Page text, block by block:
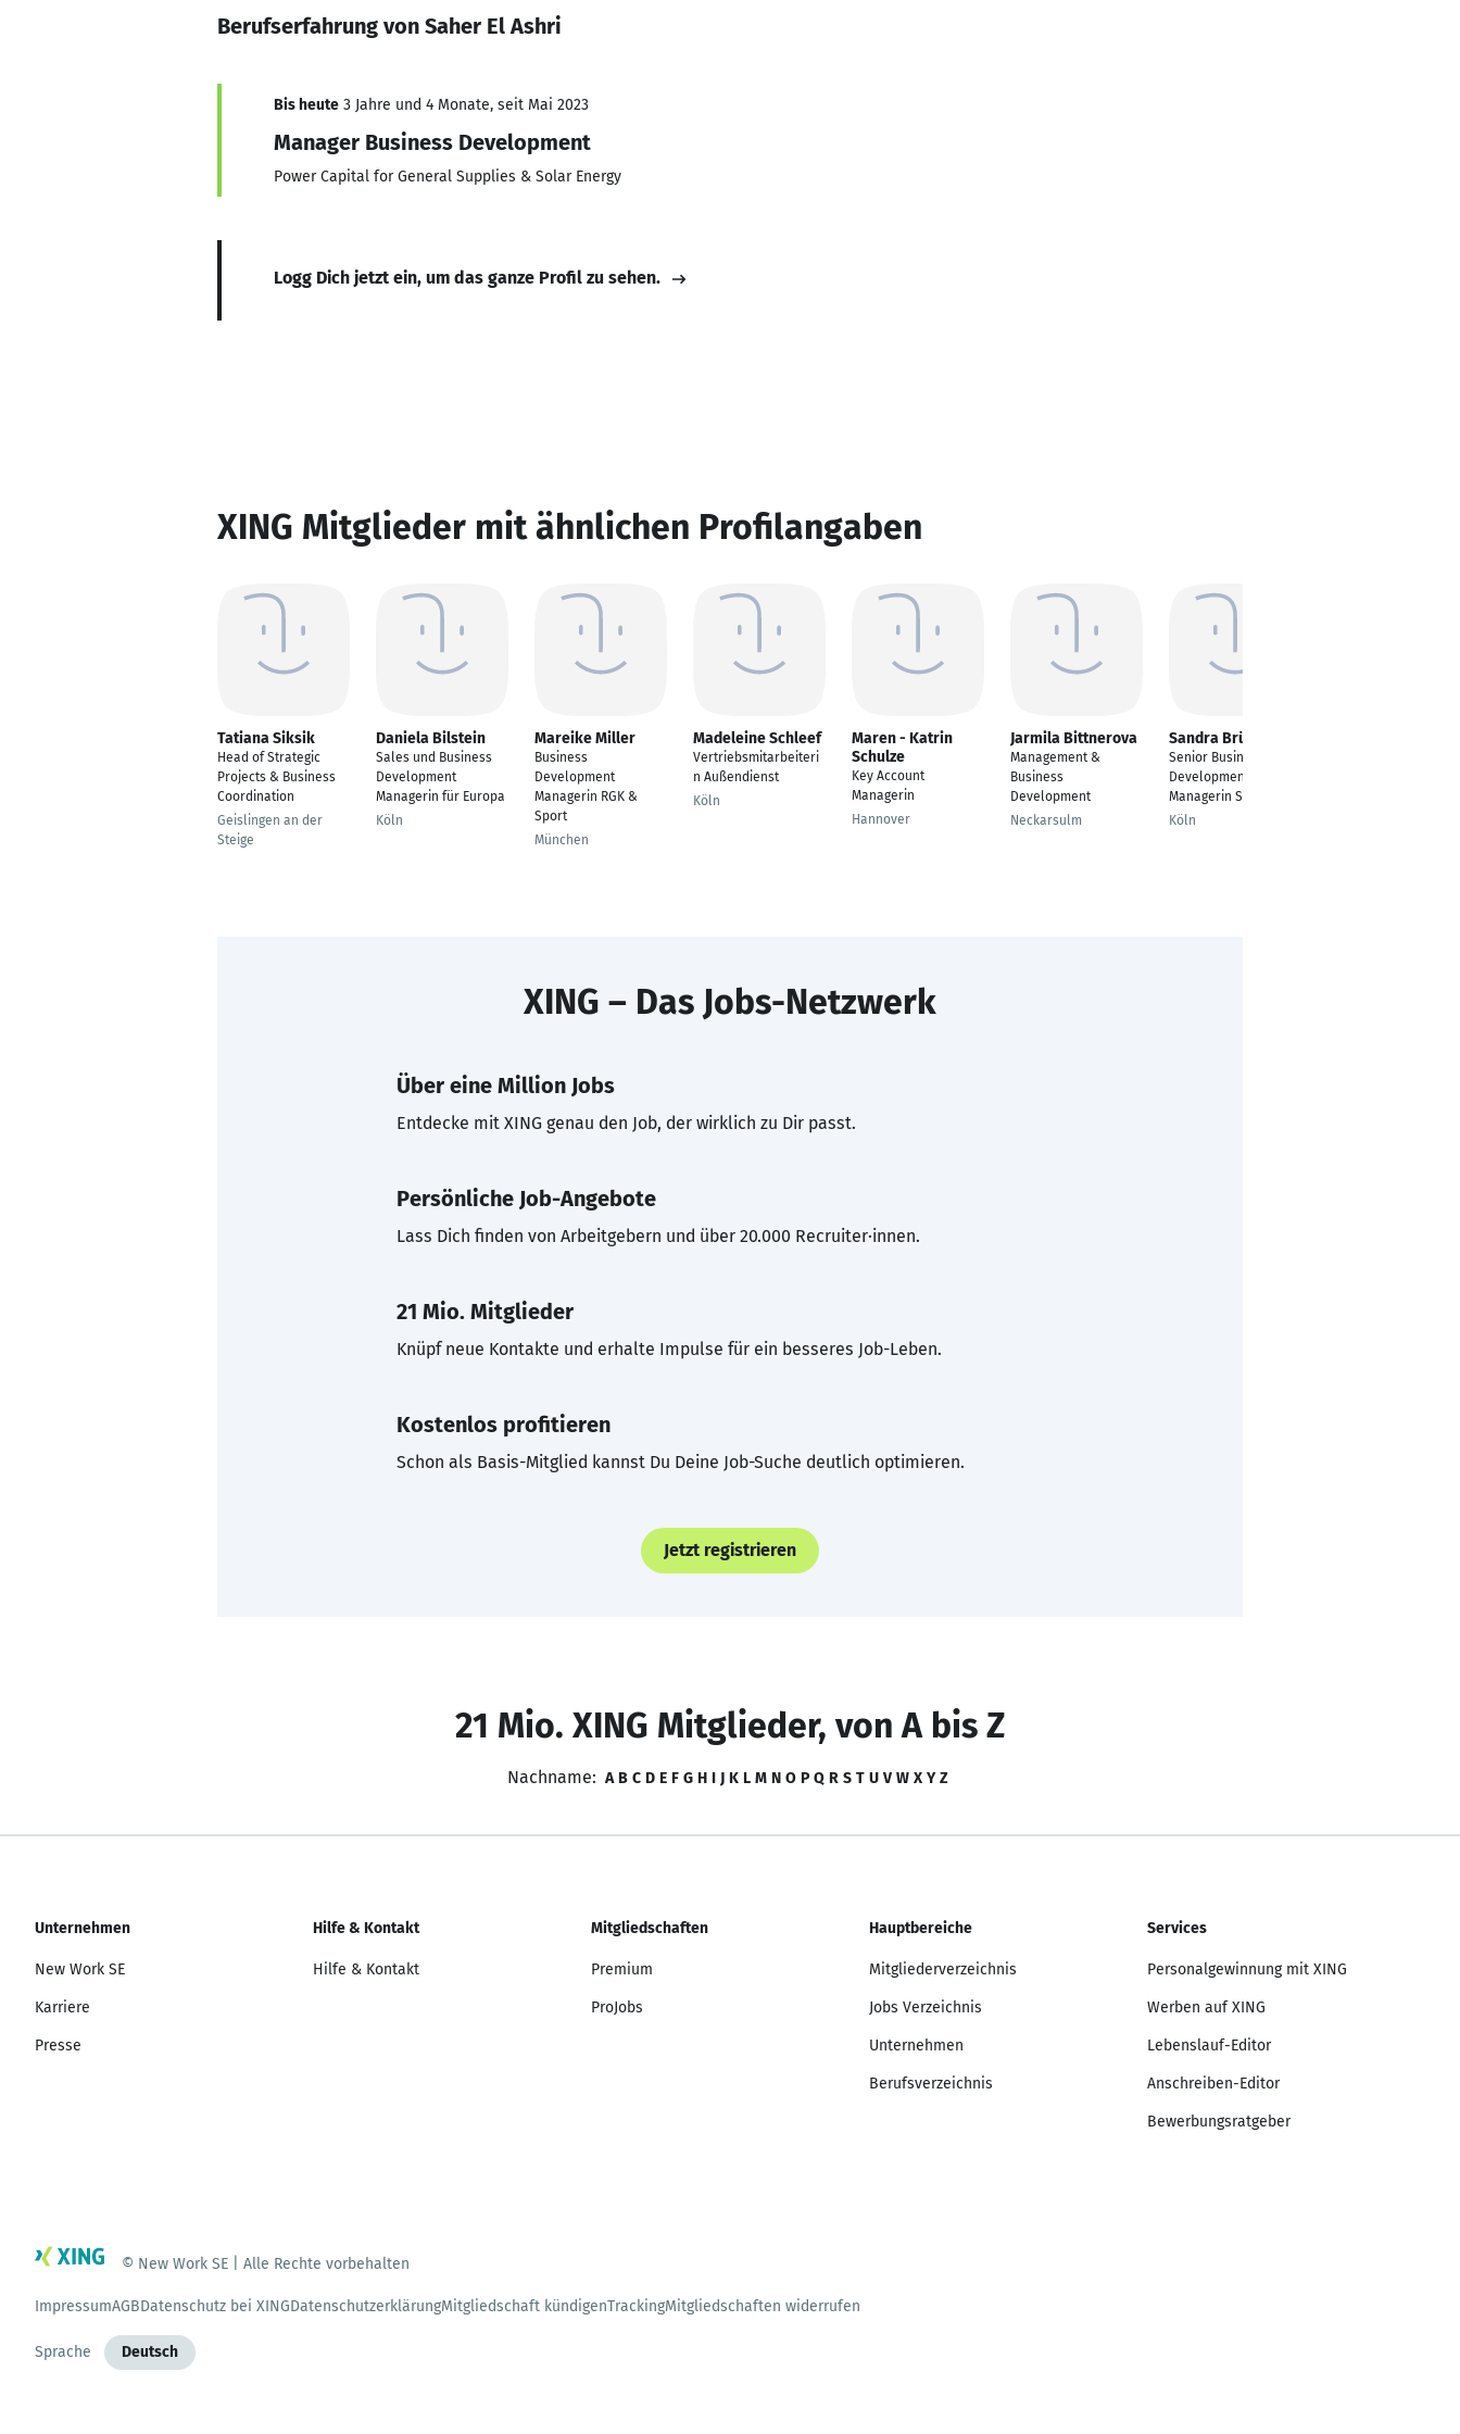
Berufserfahrung von Saher El Ashri
Bis heute 3 Jahre und 4 Monate, seit Mai 2023
Manager Business Development
Power Capital for General Supplies & Solar Energy
Logg Dich jetzt ein, um das ganze Profil zu sehen.
XING Mitglieder mit ähnlichen Profilangaben
Tatiana Siksik
Head of Strategic
Projects & Business
Coordination
Geislingen an der
Steige
Daniela Bilstein
Sales und Business
Development
Managerin für Europa
Köln
Mareike Miller
Business
Development
Managerin RGK &
Sport
München
Madeleine Schleef
Vertriebsmitarbeiteri
n Außendienst
Köln
Maren - Katrin
Schulze
Key Account
Managerin
Hannover
Jarmila Bittnerova
Management &
Business
Development
Neckarsulm
Sandra Brück
Senior Business
Development
Managerin Süßware
Köln
XING – Das Jobs-Netzwerk
Über eine Million Jobs
Entdecke mit XING genau den Job, der wirklich zu Dir passt.
Persönliche Job-Angebote
Lass Dich finden von Arbeitgebern und über 20.000 Recruiter·innen.
21 Mio. Mitglieder
Knüpf neue Kontakte und erhalte Impulse für ein besseres Job-Leben.
Kostenlos profitieren
Schon als Basis-Mitglied kannst Du Deine Job-Suche deutlich optimieren.
Jetzt registrieren
21 Mio. XING Mitglieder, von A bis Z
Nachname: A B C D E F G H I J K L M N O P Q R S T U V W X Y Z
Unternehmen
New Work SE
Karriere
Presse
Hilfe & Kontakt
Hilfe & Kontakt
Mitgliedschaften
Premium
ProJobs
Hauptbereiche
Mitgliederverzeichnis
Jobs Verzeichnis
Unternehmen
Berufsverzeichnis
Services
Personalgewinnung mit XING
Werben auf XING
Lebenslauf-Editor
Anschreiben-Editor
Bewerbungsratgeber
© New Work SE | Alle Rechte vorbehalten
ImpressumAGBDatenschutz bei XINGDatenschutzerklärungMitgliedschaft kündigenTrackingMitgliedschaften widerrufen
Sprache Deutsch